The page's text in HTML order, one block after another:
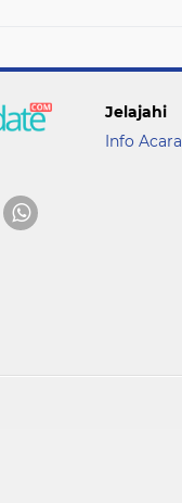
Jelajahi
Info Acara